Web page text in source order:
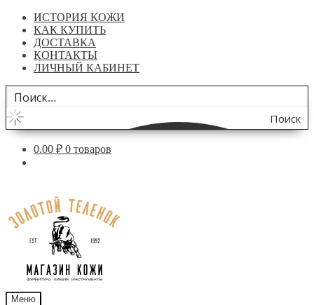
ИСТОРИЯ КОЖИ
КАК КУПИТЬ
ДОСТАВКА
КОНТАКТЫ
ЛИЧНЫЙ КАБИНЕТ
Поиск
по
0.00 ₽ 0 товаров
навигации
содержимому
Меню